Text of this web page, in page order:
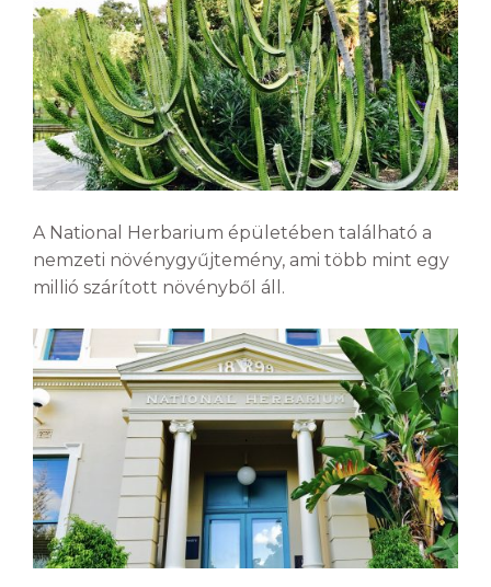
A National Herbarium épületében található a
nemzeti növénygyűjtemény, ami több mint egy
millió szárított növényből áll.